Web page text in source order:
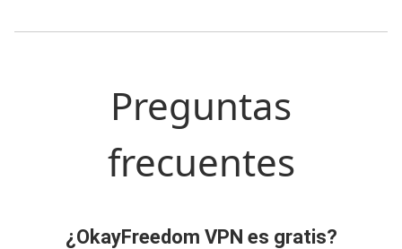
Preguntas
frecuentes
¿OkayFreedom VPN es gratis?